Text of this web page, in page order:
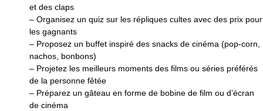
et des claps
– Organisez un quiz sur les répliques cultes avec des prix pour
les gagnants
– Proposez un buffet inspiré des snacks de cinéma (pop-corn,
nachos, bonbons)
– Projetez les meilleurs moments des films ou séries préférés
de la personne fêtée
– Préparez un gâteau en forme de bobine de film ou d’écran
de cinéma